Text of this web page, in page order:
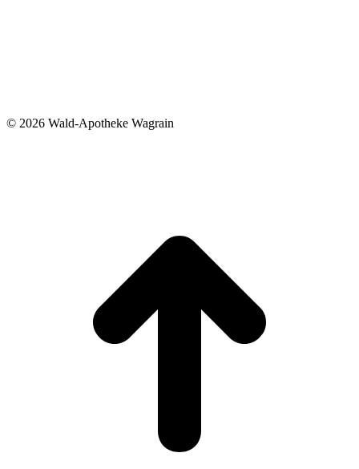
© 2026 Wald-Apotheke Wagrain